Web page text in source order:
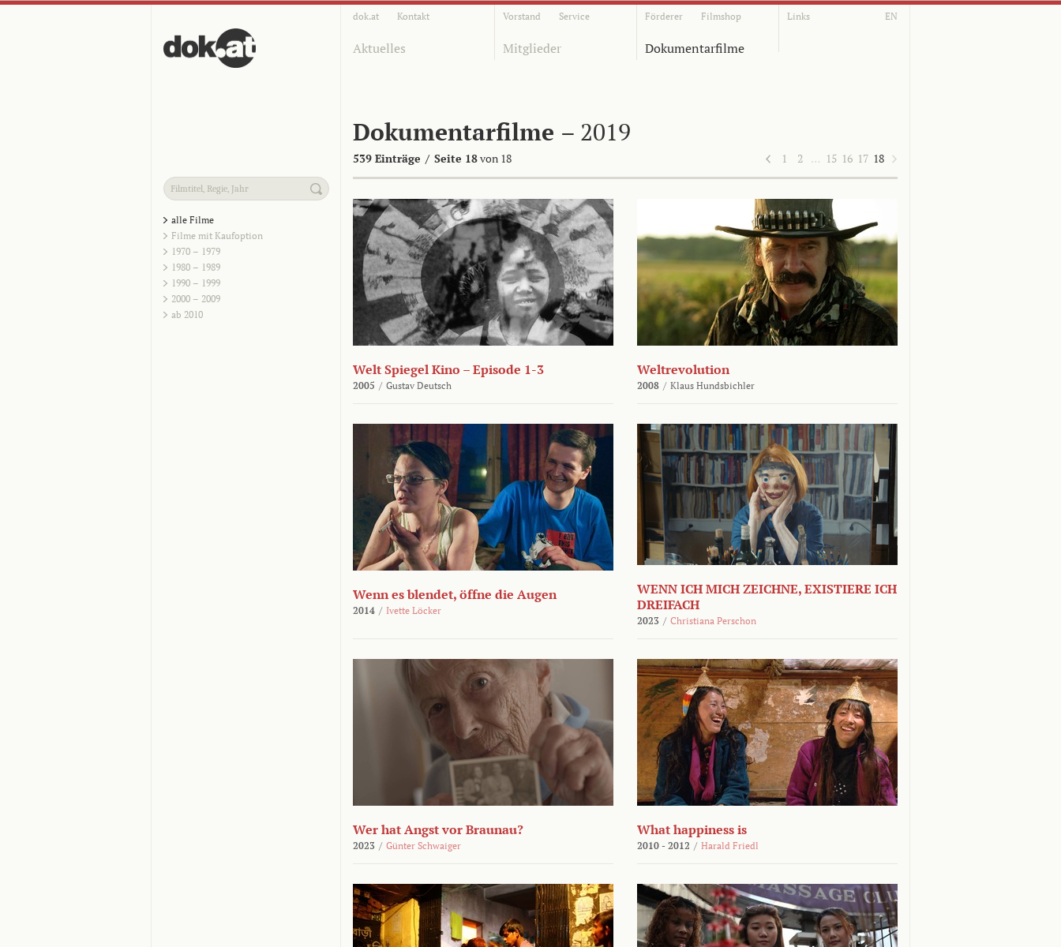
dok.at Kontakt Vorstand Service Förderer Filmshop Links EN
Aktuelles Mitglieder Dokumentarfilme
Dokumentarfilme – 2019
539 Einträge / Seite 18von 18 1 2 … 15 16 17 18
alle Filme
Filme mit Kaufoption
1970 – 1979
1980 – 1989
1990 – 1999
2000 – 2009
ab 2010
Welt Spiegel Kino – Episode 1-3
2005 / Gustav Deutsch
Weltrevolution
2008 / Klaus Hundsbichler
Wenn es blendet, öffne die Augen
2014 / Ivette Löcker
WENN ICH MICH ZEICHNE, EXISTIERE ICH
DREIFACH
2023 / Christiana Perschon
Wer hat Angst vor Braunau?
2023 / Günter Schwaiger
What happiness is
2010 - 2012 / Harald Friedl